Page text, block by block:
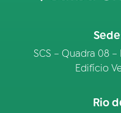
SCS – Quadra 08
Edifício
Rio